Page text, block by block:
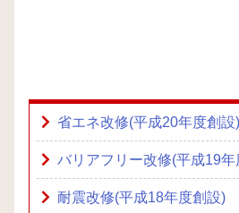
省エネ改修(平成20年度創設)
バリアフリー改修(平成19年
耐震改修(平成18年度創設)